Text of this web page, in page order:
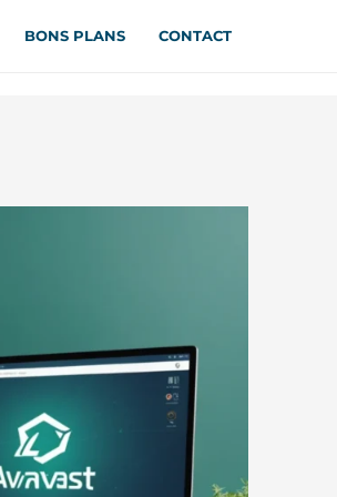
BONS PLANS CONTACT